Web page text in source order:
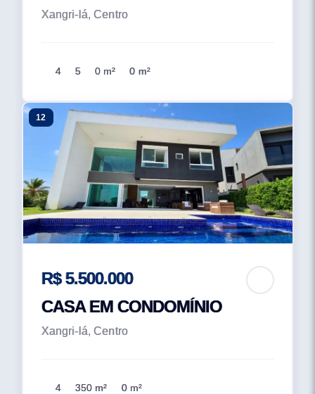
Xangri-lá, Centro
4 5 0 m² 0 m²
12
R$ 5.500.000
CASA EM CONDOMÍNIO
Xangri-lá, Centro
4 350 m² 0 m²